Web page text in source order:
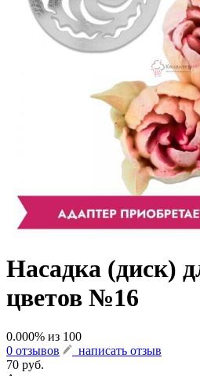
Насадка (диск)
цветов №16
0.000% из 100
0 отзывов
написать отзыв
70 руб.